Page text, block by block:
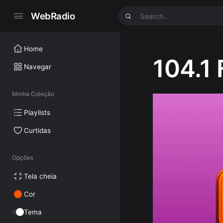
WebRadio
Home
Navegar
Minha Coleção
Playlists
Curtidas
Opções
Tela cheia
Cor
Tema
104.1